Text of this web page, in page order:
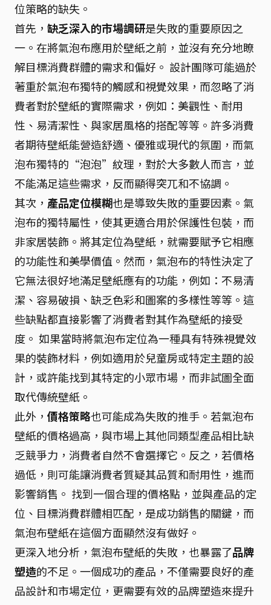
位策略的缺失。
首先， 缺乏深入的市場調研是失敗的重要原因之
一。在將氣泡布應用於壁紙之前，並沒有充分地瞭
解目標消費群體的需求和偏好。 設計團隊可能過於
著重於氣泡布獨特的觸感和視覺效果，而忽略了消
費者對於壁紙的實際需求，例如：美觀性、耐用
性、易清潔性、與家居風格的搭配等等。許多消費
者期待壁紙能營造舒適、優雅或現代的氛圍，而氣
泡布獨特的“泡泡”紋理，對於大多數人而言，並
不能滿足這些需求，反而顯得突兀和不協調。
其次， 產品定位模糊也是導致失敗的重要因素。氣
泡布的獨特屬性，使其更適合用於保護性包裝，而
非家居裝飾。將其定位為壁紙，就需要賦予它相應
的功能性和美學價值。然而，氣泡布的特性決定了
它無法很好地滿足壁紙應有的功能，例如：不易清
潔、容易破損、缺乏色彩和圖案的多樣性等等。這
些缺點都直接影響了消費者對其作為壁紙的接受
度。 如果當時將氣泡布定位為一種具有特殊視覺效
果的裝飾材料，例如適用於兒童房或特定主題的設
計，或許能找到其特定的小眾市場，而非試圖全面
取代傳統壁紙。
此外， 價格策略也可能成為失敗的推手。若氣泡布
壁紙的價格過高，與市場上其他同類型產品相比缺
乏競爭力，消費者自然不會選擇它。反之，若價格
過低，則可能讓消費者質疑其品質和耐用性，進而
影響銷售。 找到一個合理的價格點，並與產品的定
位、目標消費群體相匹配，是成功銷售的關鍵，而
氣泡布壁紙在這個方面顯然沒有做好。
更深入地分析，氣泡布壁紙的失敗，也暴露了品牌
塑造的不足。一個成功的產品，不僅需要良好的產
品設計和市場定位，更需要有效的品牌塑造來提升